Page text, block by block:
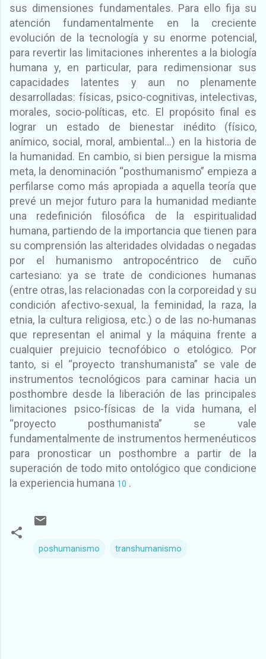
sus dimensiones fundamentales. Para ello fija su
atención fundamentalmente en la creciente
evolución de la tecnología y su enorme potencial,
para revertir las limitaciones inherentes a la biología
humana y, en particular, para redimensionar sus
capacidades latentes y aun no plenamente
desarrolladas: físicas, psico-cognitivas, intelectivas,
morales, socio-políticas, etc. El propósito final es
lograr un estado de bienestar inédito (físico,
anímico, social, moral, ambiental…) en la historia de
la humanidad. En cambio, si bien persigue la misma
meta, la denominación “posthumanismo” empieza a
perfilarse como más apropiada a aquella teoría que
prevé un mejor futuro para la humanidad mediante
una redefinición filosófica de la espiritualidad
humana, partiendo de la importancia que tienen para
su comprensión las alteridades olvidadas o negadas
por el humanismo antropocéntrico de cuño
cartesiano: ya se trate de condiciones humanas
(entre otras, las relacionadas con la corporeidad y su
condición afectivo-sexual, la feminidad, la raza, la
etnia, la cultura religiosa, etc.) o de las no-humanas
que representan el animal y la máquina frente a
cualquier prejuicio tecnofóbico o etológico. Por
tanto, si el “proyecto transhumanista” se vale de
instrumentos tecnológicos para caminar hacia un
posthombre desde la liberación de las principales
limitaciones psico-físicas de la vida humana, el
“proyecto posthumanista” se vale
fundamentalmente de instrumentos hermenéuticos
para pronosticar un posthombre a partir de la
superación de todo mito ontológico que condicione
la experiencia humana 10 .
poshumanismo transhumanismo